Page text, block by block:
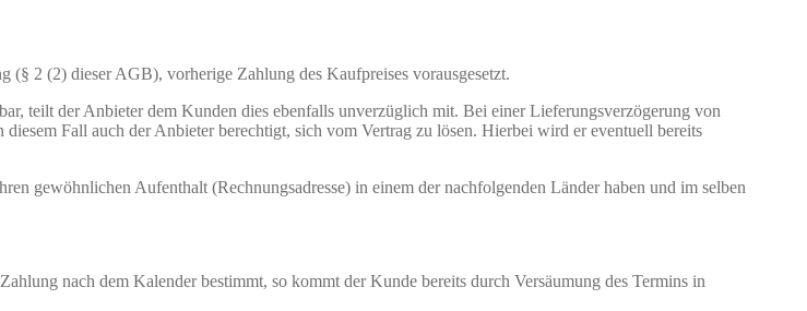
(§ 2 (2) dieser AGB), vorherige Zahlung des Kaufpreises vorausgesetzt.
teilt der Anbieter dem Kunden dies ebenfalls unverzüglich mit. Bei einer Lieferungsverzögerung von
Fall auch der Anbieter berechtigt, sich vom Vertrag zu lösen. Hierbei wird er eventuell bereits
gewöhnlichen Aufenthalt (Rechnungsadresse) in einem der nachfolgenden Länder haben und im selben
nach dem Kalender bestimmt, so kommt der Kunde bereits durch Versäumung des Termins in